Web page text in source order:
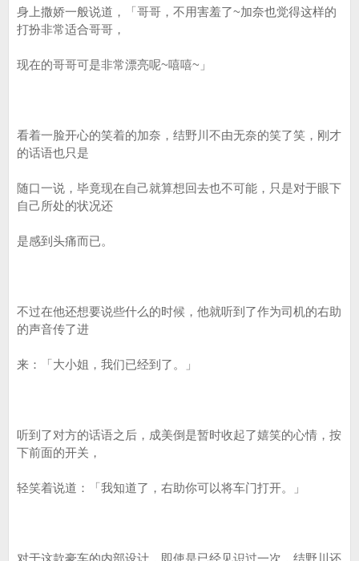
身上撒娇一般说道，「哥哥，不用害羞了~加奈也觉得这样的
打扮非常适合哥哥，
现在的哥哥可是非常漂亮呢~嘻嘻~」
看着一脸开心的笑着的加奈，结野川不由无奈的笑了笑，刚才
的话语也只是
随口一说，毕竟现在自己就算想回去也不可能，只是对于眼下
自己所处的状况还
是感到头痛而已。
不过在他还想要说些什么的时候，他就听到了作为司机的右助
的声音传了进
来：「大小姐，我们已经到了。」
听到了对方的话语之后，成美倒是暂时收起了嬉笑的心情，按
下前面的开关，
轻笑着说道：「我知道了，右助你可以将车门打开。」
对于这款豪车的内部设计，即使是已经见识过一次，结野川还